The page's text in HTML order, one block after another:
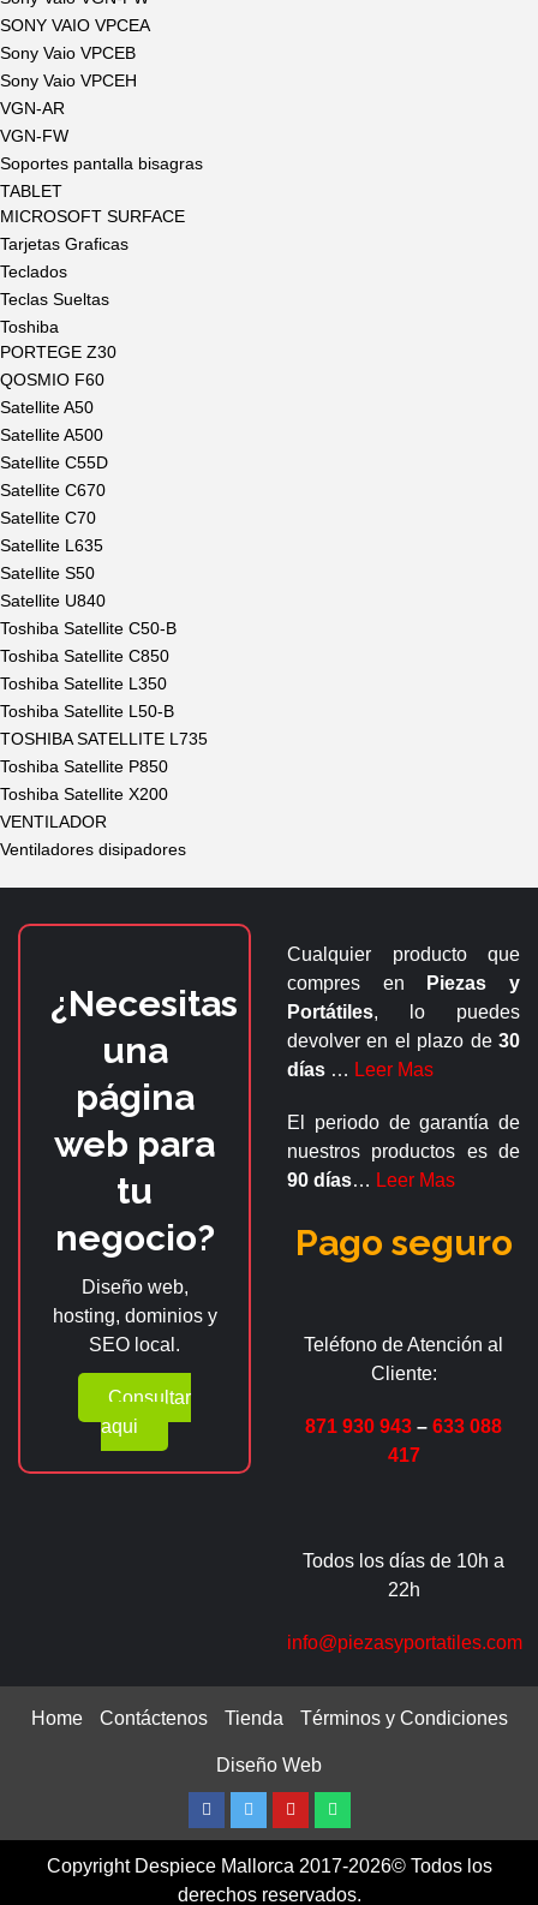
SONY VAIO VPCEA
Sony Vaio VPCEB
Sony Vaio VPCEH
VGN-AR
VGN-FW
Soportes pantalla bisagras
TABLET
MICROSOFT SURFACE
Tarjetas Graficas
Teclados
Teclas Sueltas
Toshiba
PORTEGE Z30
QOSMIO F60
Satellite A50
Satellite A500
Satellite C55D
Satellite C670
Satellite C70
Satellite L635
Satellite S50
Satellite U840
Toshiba Satellite C50-B
Toshiba Satellite C850
Toshiba Satellite L350
Toshiba Satellite L50-B
TOSHIBA SATELLITE L735
Toshiba Satellite P850
Toshiba Satellite X200
VENTILADOR
Ventiladores disipadores
¿Necesitas
una
página
web para
tu
negocio?
Diseño web,
hosting, dominios y
SEO local.
Consultar
aqui
Cualquier producto que
compres en
Piezas y
Portátiles, lo puedes
devolver en el plazo de 30
días … Leer Mas
El periodo de garantía de
nuestros productos es de
90 días… Leer Mas
Pago seguro
Teléfono de Atención al
Cliente:
871 930 943 – 633 088
417
Todos los días de 10h a
22h
info@piezasyportatiles.com
Home Contáctenos Tienda Términos y Condiciones
Diseño Web
Facebook
TwitterYoutubeWhatsapp
Copyright Despiece Mallorca 2017-2026© Todos los
derechos reservados.